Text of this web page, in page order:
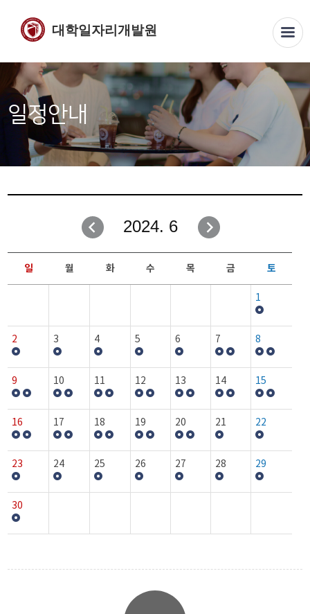
대학일자리개발원
일정안내
2024. 6
일 월 화 수 목 금 토
1
2 3 4 5 6 7 8
9 10 11 12 13 14 15
16 17 18 19 20 21 22
23 24 25 26 27 28 29
30